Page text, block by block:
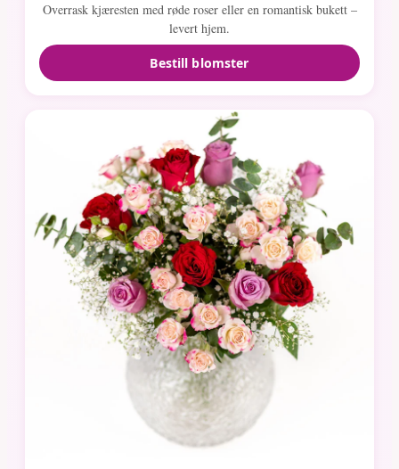
Overrask kjæresten med røde roser eller en romantisk bukett –
levert hjem.
Bestill blomster